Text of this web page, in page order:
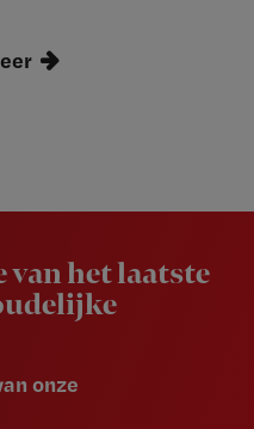
van het laatste
onze